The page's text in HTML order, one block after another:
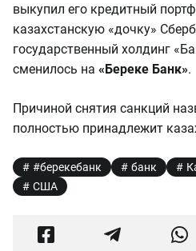
выкупил его кредитный
казахстанскую «дочку»
государственный холдинг
сменилось на «Береке Банк».
Причиной снятия санкций
полностью принадлежит
#берекебанк банк
США